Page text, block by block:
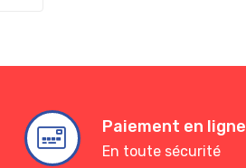
Paiement en ligne
En toute sécurité